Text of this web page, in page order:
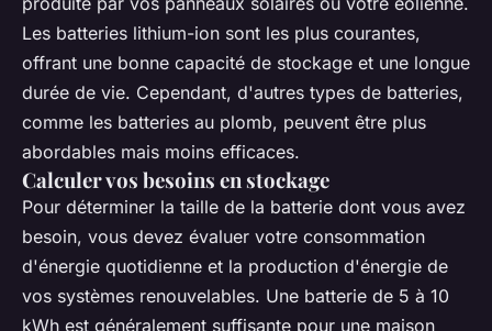
Les batteries lithium-ion sont les plus courantes,
offrant une bonne capacité de stockage et une longue
durée de vie. Cependant, d'autres types de batteries,
comme les batteries au plomb, peuvent être plus
abordables mais moins efficaces.
Calculer vos besoins en stockage
Pour déterminer la taille de la batterie dont vous avez
besoin, vous devez évaluer votre consommation
d'énergie quotidienne et la production d'énergie de
vos systèmes renouvelables. Une batterie de 5 à 10
kWh est généralement suffisante pour une maison